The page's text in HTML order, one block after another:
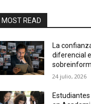
MOST READ
La
diferencial
24 julio, 2026